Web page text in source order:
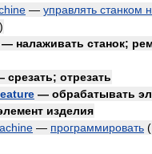
— управлять станком
)
— налаживать станок;
срезать; отрезать
— обрабатывать
изделия
— программировать (